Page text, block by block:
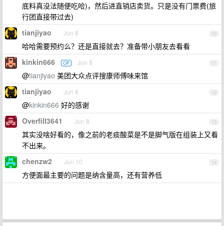
底料真没法随便吃哈)，然后进直销店卖货。只是没有门票费(旅
行团直接带过去)
10
tianjiyao Jun 8
哈哈需要预约么？还是直接就去？准备带小朋友去看看
11
kinkin666 OP Jun 8
@tianjiyao 美团大众点评搜康师傅味来馆
12
tianjiyao Jun 8
@kinkin666 好的感谢
13
Overfill3641 Jun 8
其实没啥好看的，像之前的老痰酸菜是不是脚气版在组装上又看
不出来。
14
chenzw2 Jun 10
方便面最主要的问题是纳含量高，还有营养低